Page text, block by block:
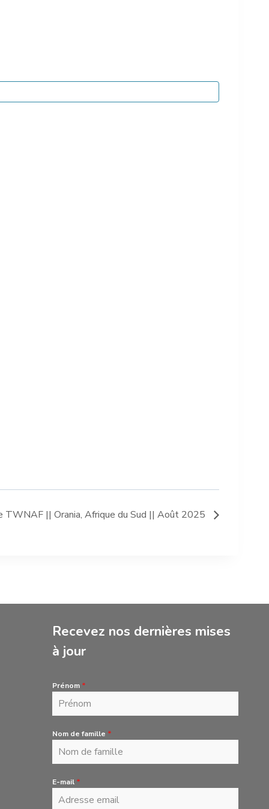
TWNAF || Orania, Afrique du Sud || Août 2025
Recevez nos dernières mises
à jour
Prénom *
Nom de famille *
E-mail *